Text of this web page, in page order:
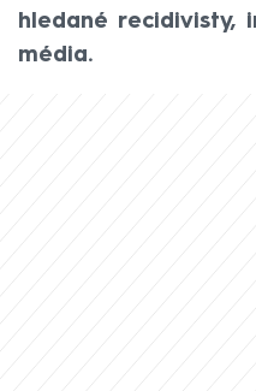
hledané recidivisty,
média.